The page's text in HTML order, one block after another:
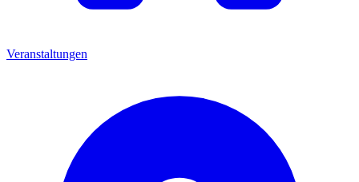
Veranstaltungen